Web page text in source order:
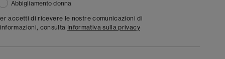
Abbigliamento donna
accetti di ricevere le nostre comunicazioni di
consulta Informativa sulla privacy